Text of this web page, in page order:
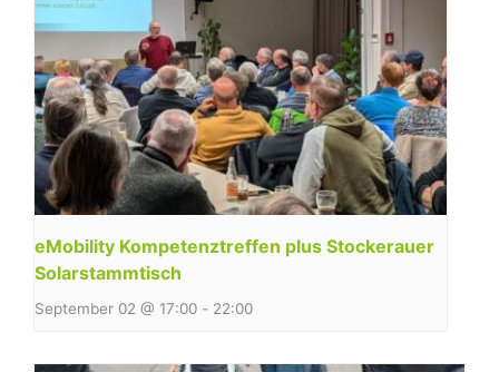
eMobility Kompetenztreffen plus Stockerauer
Solarstammtisch
September 02 @ 17:00 - 22:00